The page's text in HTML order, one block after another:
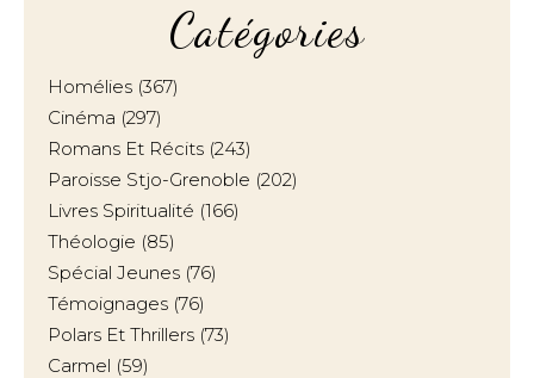
Catégories
Homélies (367)
Cinéma (297)
Romans Et Récits (243)
Paroisse Stjo-Grenoble (202)
Livres Spiritualité (166)
Théologie (85)
Spécial Jeunes (76)
Témoignages (76)
Polars Et Thrillers (73)
Carmel (59)